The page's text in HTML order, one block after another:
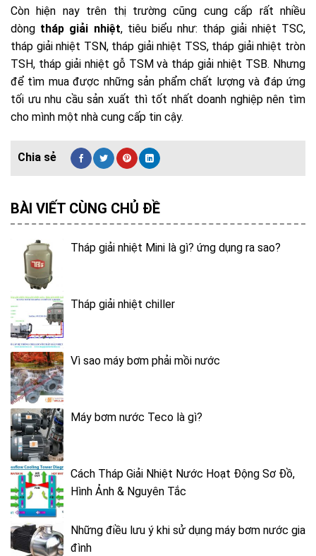
Còn hiện nay trên thị trường cũng cung cấp rất nhiều
dòng tháp giải nhiệt, tiêu biểu như: tháp giải nhiệt TSC,
tháp giải nhiệt TSN, tháp giải nhiệt TSS, tháp giải nhiệt tròn
TSH, tháp giải nhiệt gỗ TSM và tháp giải nhiệt TSB. Nhưng
để tìm mua được những sản phẩm chất lượng và đáp ứng
tối ưu nhu cầu sản xuất thì tốt nhất doanh nghiệp nên tìm
cho mình một nhà cung cấp tin cậy.
BÀI VIẾT CÙNG CHỦ ĐỀ
Tháp giải nhiệt Mini là gì? ứng dụng ra sao?
Tháp giải nhiệt chiller
Vì sao máy bơm phải mồi nước
Máy bơm nước Teco là gì?
Cách Tháp Giải Nhiệt Nước Hoạt Động Sơ Đồ,
Hình Ảnh & Nguyên Tắc
Những điều lưu ý khi sử dụng máy bơm nước gia
đình